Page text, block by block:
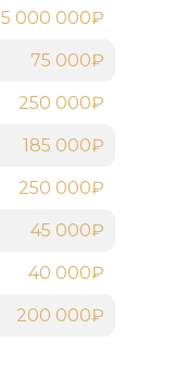
5 000 000₽
75 000₽
250 000₽
185 000₽
250 000₽
45 000₽
40 000₽
200 000₽